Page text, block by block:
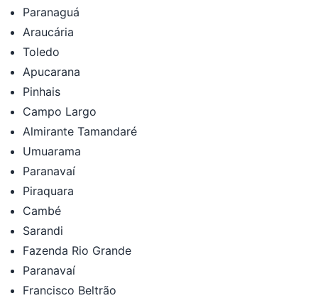
Paranaguá
Araucária
Toledo
Apucarana
Pinhais
Campo Largo
Almirante Tamandaré
Umuarama
Paranavaí
Piraquara
Cambé
Sarandi
Fazenda Rio Grande
Paranavaí
Francisco Beltrão